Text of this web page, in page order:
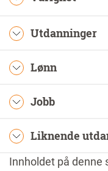
Utdanninger
Lønn
Jobb
Liknende
Innholdet på denne